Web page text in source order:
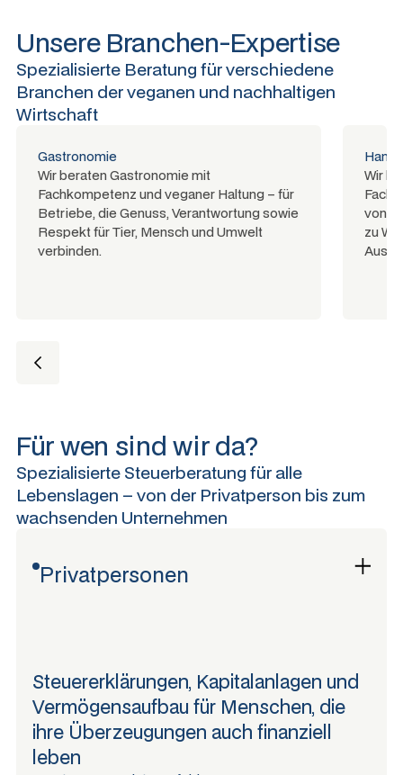
Unsere Branchen-Expertise
Spezialisierte Beratung für verschiedene
Branchen der veganen und nachhaltigen
Wirtschaft
Gastronomie
Wir beraten Gastronomie mit
Fachkompetenz und veganer Haltung – für
Betriebe, die Genuss, Verantwortung sowie
Respekt für Tier, Mensch und Umwelt
verbinden.
Wir
von
zu
Für wen sind wir da?
Spezialisierte Steuerberatung für alle
Lebenslagen – von der Privatperson bis zum
wachsenden Unternehmen
Privatpersonen
Steuererklärungen, Kapitalanlagen und
Vermögensaufbau für Menschen, die
ihre Überzeugungen auch finanziell
leben